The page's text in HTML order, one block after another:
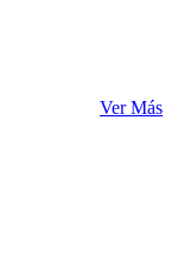
Ver Más